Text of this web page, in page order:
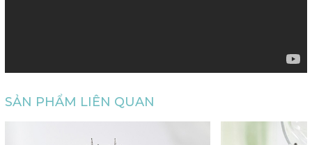
SẢN PHẨM LIÊN QUAN